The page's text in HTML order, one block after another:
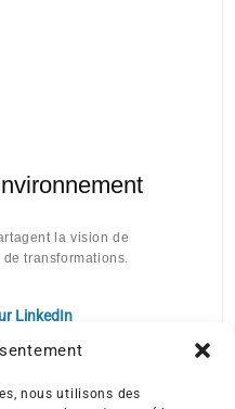
nous utilisons des
la vision de
de transformations.
LinkedIn